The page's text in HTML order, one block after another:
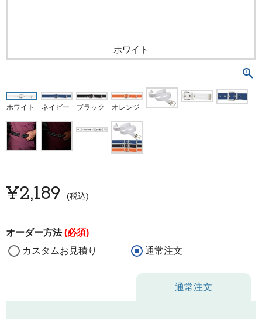
ホワイト
ホワイト ネイビー ブラック オレンジ
¥2,189 税込
オーダー方法(必須)
カスタムお見積り
通常注文
通常注文